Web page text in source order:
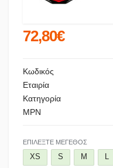
72,80€
Κωδικός
Εταιρία
Κατηγορία
MPN
ΕΠΙΛΈΞΤΕ ΜΈΓΕΘΟΣ
XS S M L